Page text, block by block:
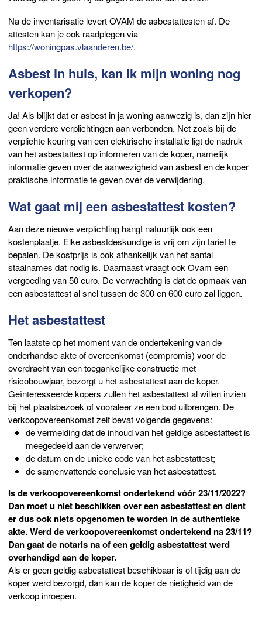
Na de inventarisatie levert OVAM de asbestattesten af. De
attesten kan je ook raadplegen via
https://woningpas.vlaanderen.be/.
Asbest in huis, kan ik mijn woning nog
verkopen?
Ja! Als blijkt dat er asbest in ja woning aanwezig is, dan zijn hier
geen verdere verplichtingen aan verbonden. Net zoals bij de
verplichte keuring van een elektrische installatie ligt de nadruk
van het asbestattest op informeren van de koper, namelijk
informatie geven over de aanwezigheid van asbest en de koper
praktische informatie te geven over de verwijdering.
Wat gaat mij een asbestattest kosten?
Aan deze nieuwe verplichting hangt natuurlijk ook een
kostenplaatje. Elke asbestdeskundige is vrij om zijn tarief te
bepalen. De kostprijs is ook afhankelijk van het aantal
staalnames dat nodig is. Daarnaast vraagt ook Ovam een
vergoeding van 50 euro. De verwachting is dat de opmaak van
een asbestattest al snel tussen de 300 en 600 euro zal liggen.
Het asbestattest
Ten laatste op het moment van de ondertekening van de
onderhandse akte of overeenkomst (compromis) voor de
overdracht van een toegankelijke constructie met
risicobouwjaar, bezorgt u het asbestattest aan de koper.
Geïnteresseerde kopers zullen het asbestattest al willen inzien
bij het plaatsbezoek of vooraleer ze een bod uitbrengen. De
verkoopovereenkomst zelf bevat volgende gegevens:
de vermelding dat de inhoud van het geldige asbestattest is
meegedeeld aan de verwerver;
de datum en de unieke code van het asbestattest;
de samenvattende conclusie van het asbestattest.
Is de verkoopovereenkomst ondertekend vóór 23/11/2022?
Dan moet u niet beschikken over een asbestattest en dient
er dus ook niets opgenomen te worden in de authentieke
akte. Werd de verkoopovereenkomst ondertekend na 23/11?
Dan gaat de notaris na of een geldig asbestattest werd
overhandigd aan de koper.
Als er geen geldig asbestattest beschikbaar is of tijdig aan de
koper werd bezorgd, dan kan de koper de nietigheid van de
verkoop inroepen.